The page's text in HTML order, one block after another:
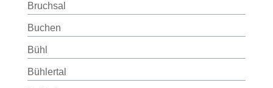
Bruchsal
Buchen
Bühl
Bühlertal